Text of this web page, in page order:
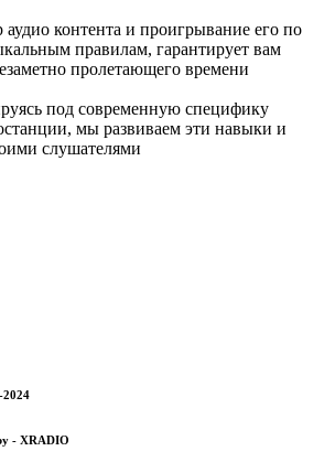
контента и проигрывание его по
правилам, гарантирует вам
пролетающего времени
под современную специфику
мы развиваем эти навыки и
слушателями
2024
- XRADIO